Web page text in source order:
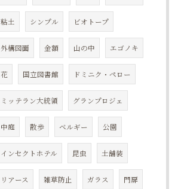
粘土 シンプル ビオトープ
外構図面 金額 山の中 エゴノキ
花 国立図書館 ドミニク・ペロー
ミッテラン大統領 グランプロジェ
中庭 散歩 ベルギー 公園
インセクトホテル 昆虫 土舗装
リアース 雑草防止 ガラス 門扉